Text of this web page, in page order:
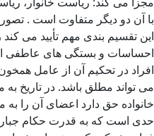
با آن دو دیگر متفاوت است .
این تقسیم بندی مهم تأیید می کند
احساسات و بستگی های عاطفی
افراد در تحکیم آن از عامل
می تواند مطلق باشد. در تاریخ
خانواده حق دارد اعضای آن را
حدی است که به قدرت حکام جبار و